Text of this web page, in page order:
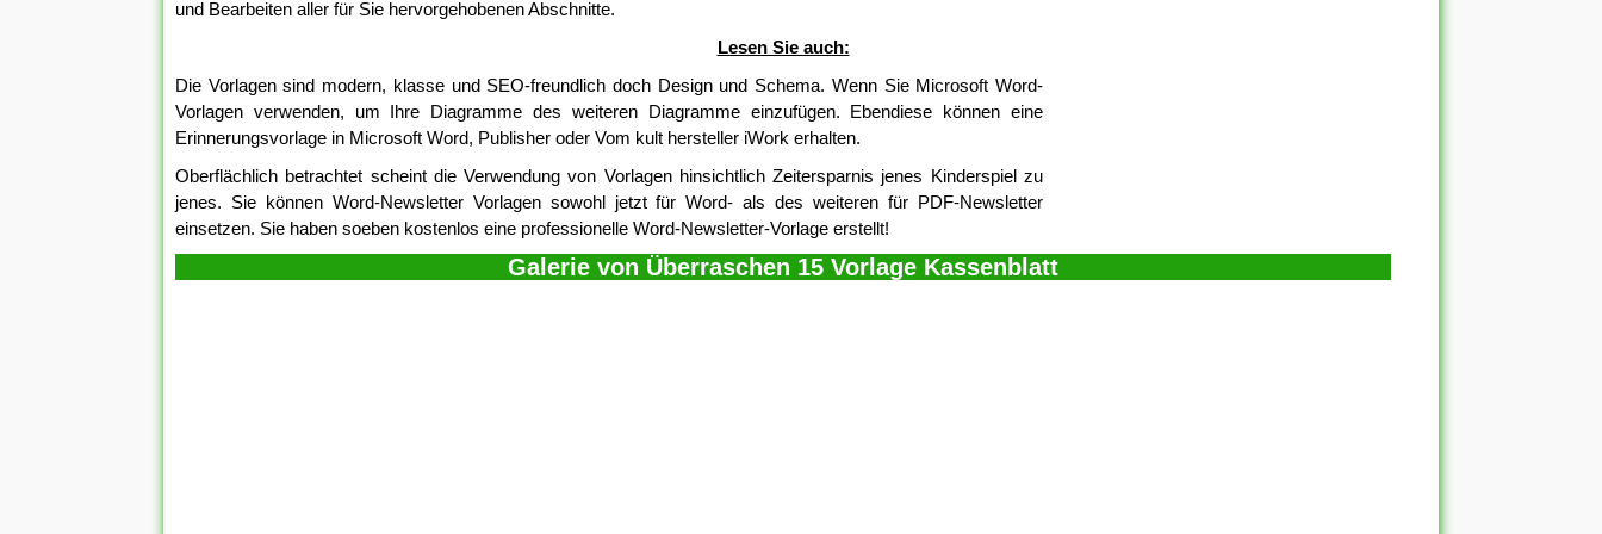
und Bearbeiten aller für Sie hervorgehobenen Abschnitte.
Lesen Sie auch:
Die Vorlagen sind modern, klasse und SEO-freundlich doch Design und Schema. Wenn Sie Microsoft Word-
Vorlagen verwenden, um Ihre Diagramme des weiteren Diagramme einzufügen. Ebendiese können eine
Erinnerungsvorlage in Microsoft Word, Publisher oder Vom kult hersteller iWork erhalten.
Oberflächlich betrachtet scheint die Verwendung von Vorlagen hinsichtlich Zeitersparnis jenes Kinderspiel zu
jenes. Sie können Word-Newsletter Vorlagen sowohl jetzt für Word- als des weiteren für PDF-Newsletter
einsetzen. Sie haben soeben kostenlos eine professionelle Word-Newsletter-Vorlage erstellt!
Galerie von Überraschen 15 Vorlage Kassenblatt